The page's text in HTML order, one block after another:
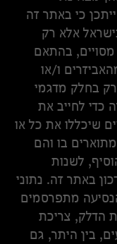
כי באתר זה
אלא רק
מסויים, בהתאם
ו/או
בחלק מדגמי
כדי לחייב את
שיכללו את כל או
בו והם
לשנות
באתר זה. נתוני
מתפרסמים
הדלק, צריכת
בין היתר, גם